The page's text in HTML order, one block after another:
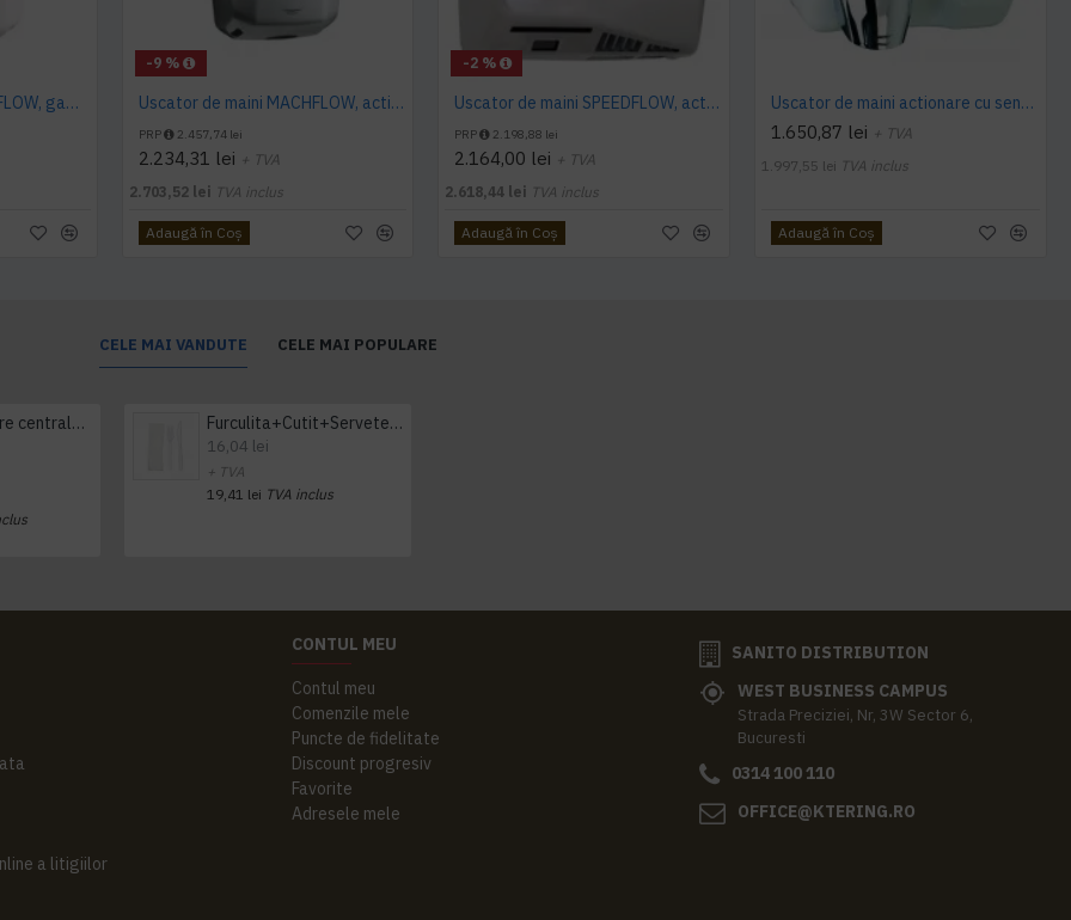
Uscator de maini MACHFLOW, gama Eco, actionare cu senzor, Mediclinics
-9 %
Uscator de maini MACHFLOW, actionare cu senzor, gama ECO, Mediclinics
PRP 2.457,74 lei
2.234,31 lei + TVA
2.703,52 lei TVA inclus
Adaugă în Coş
-2 %
Uscator de maini SPEEDFLOW, actionare cu senzor, Mediclinics
PRP 2.198,88 lei
2.164,00 lei + TVA
2.618,44 lei TVA inclus
Adaugă în Coş
Uscator de maini actionare cu senzor, SANIFLOW Mediclinics, alb
1.650,87 lei + TVA
1.997,55 lei TVA inclus
Adaugă în Coş
CELE MAI VANDUTE CELE MAI POPULARE
Prosop derulare centrala 1 pliu, 300 m Tork Furculita+Cutit+Servetel 100buc/set
16,04 lei
+ TVA
19,41 lei TVA inclus
a litigiilor
CONTUL MEU
Contul meu
Comenzile mele
Puncte de fidelitate
Discount progresiv
Favorite
Adresele mele
SANITO DISTRIBUTION
WEST BUSINESS CAMPUS
Strada Preciziei, Nr, 3W Sector 6,
Bucuresti
0314 100 110
OFFICE@KTERING.RO